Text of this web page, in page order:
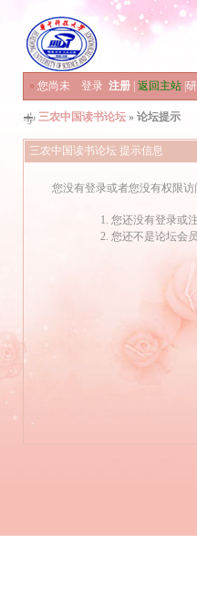
» 您尚未 登录 注册 返回主站
三农中国读书论坛 » 论坛提示
三农中国读书论坛 提示信息
您没有登录或者您没有权限
您还没有登录或
您还不是论坛会